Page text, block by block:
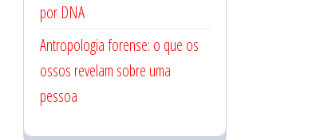
por DNA
Antropologia forense: o que os
ossos revelam sobre uma
pessoa